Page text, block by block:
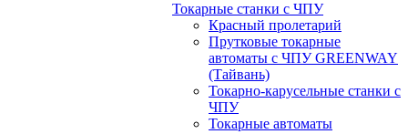
Токарные станки с ЧПУ
Красный пролетарий
Прутковые токарные
автоматы с ЧПУ GREENWAY
(Тайвань)
Токарно-карусельные станки с
ЧПУ
Токарные автоматы